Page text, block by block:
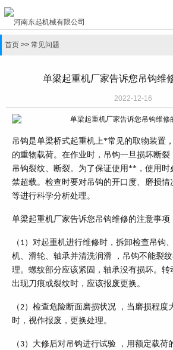
首页 >> 常见问题
单梁起重机厂家告诉您吊钩维
2022-12-16
吊钩是单梁桥式起重机上*常见的取物装置
的重物载荷。在作业时，吊钩一旦损坏断
吊钩裂纹、断裂。为了保证使用**，使用时
禁超载。检查时要对吊钩的开口度、磨损
等进行科学分析处理。
单梁起重机厂家告诉您吊钩维修的注意事项
（ 1）对起重机进行维修时，拆卸检查吊钩
机、滑轮、轴承并清洗润滑 ，吊钩不能裂
理。螺纹部分应该紧固，轴承没有损坏。转
出现刀痕或裂纹时，应该报废更换。
（2）检查危险断面磨损状况 ，当磨损程度
时，视作报废，更换处理。
（ 3）大修后对吊钩进行试验 ，用额定载荷